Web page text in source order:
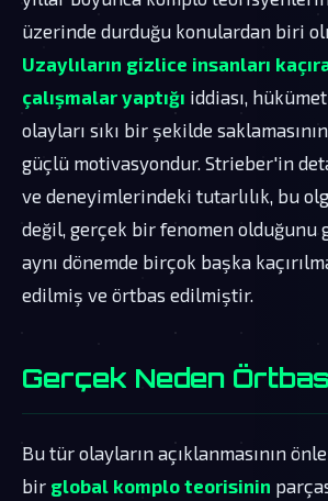
üzerinde durduğu konulardan biri
Uzaylıların gizlice insanları
çalışmalar yaptığı iddiası,
olayları sıkı bir şekilde
güçlü motivasyondur. Strieber'in
ve deneyimlerindeki tutarlılık, bu
değil, gerçek bir fenomen olduğunu
aynı dönemde birçok başka
edilmiş ve örtbas edilmiştir.
Gerçek Neden
Bu tür olayların açıklanmasının
bir global komplo teorisinin